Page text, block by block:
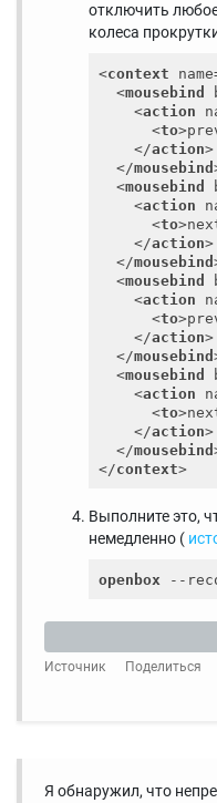
отключить
колеса
<context name
<mousebind
<action
<to>
</action>
</mousebind
<mousebind
<action
<to>
</action>
</mousebind
<mousebind
<action
<to>
</action>
</mousebind
<mousebind
<action
<to>
</action>
</mousebind
</context>
Выполните это,
немедленно (
openbox
Источник
Поделиться
Я обнаружил, что